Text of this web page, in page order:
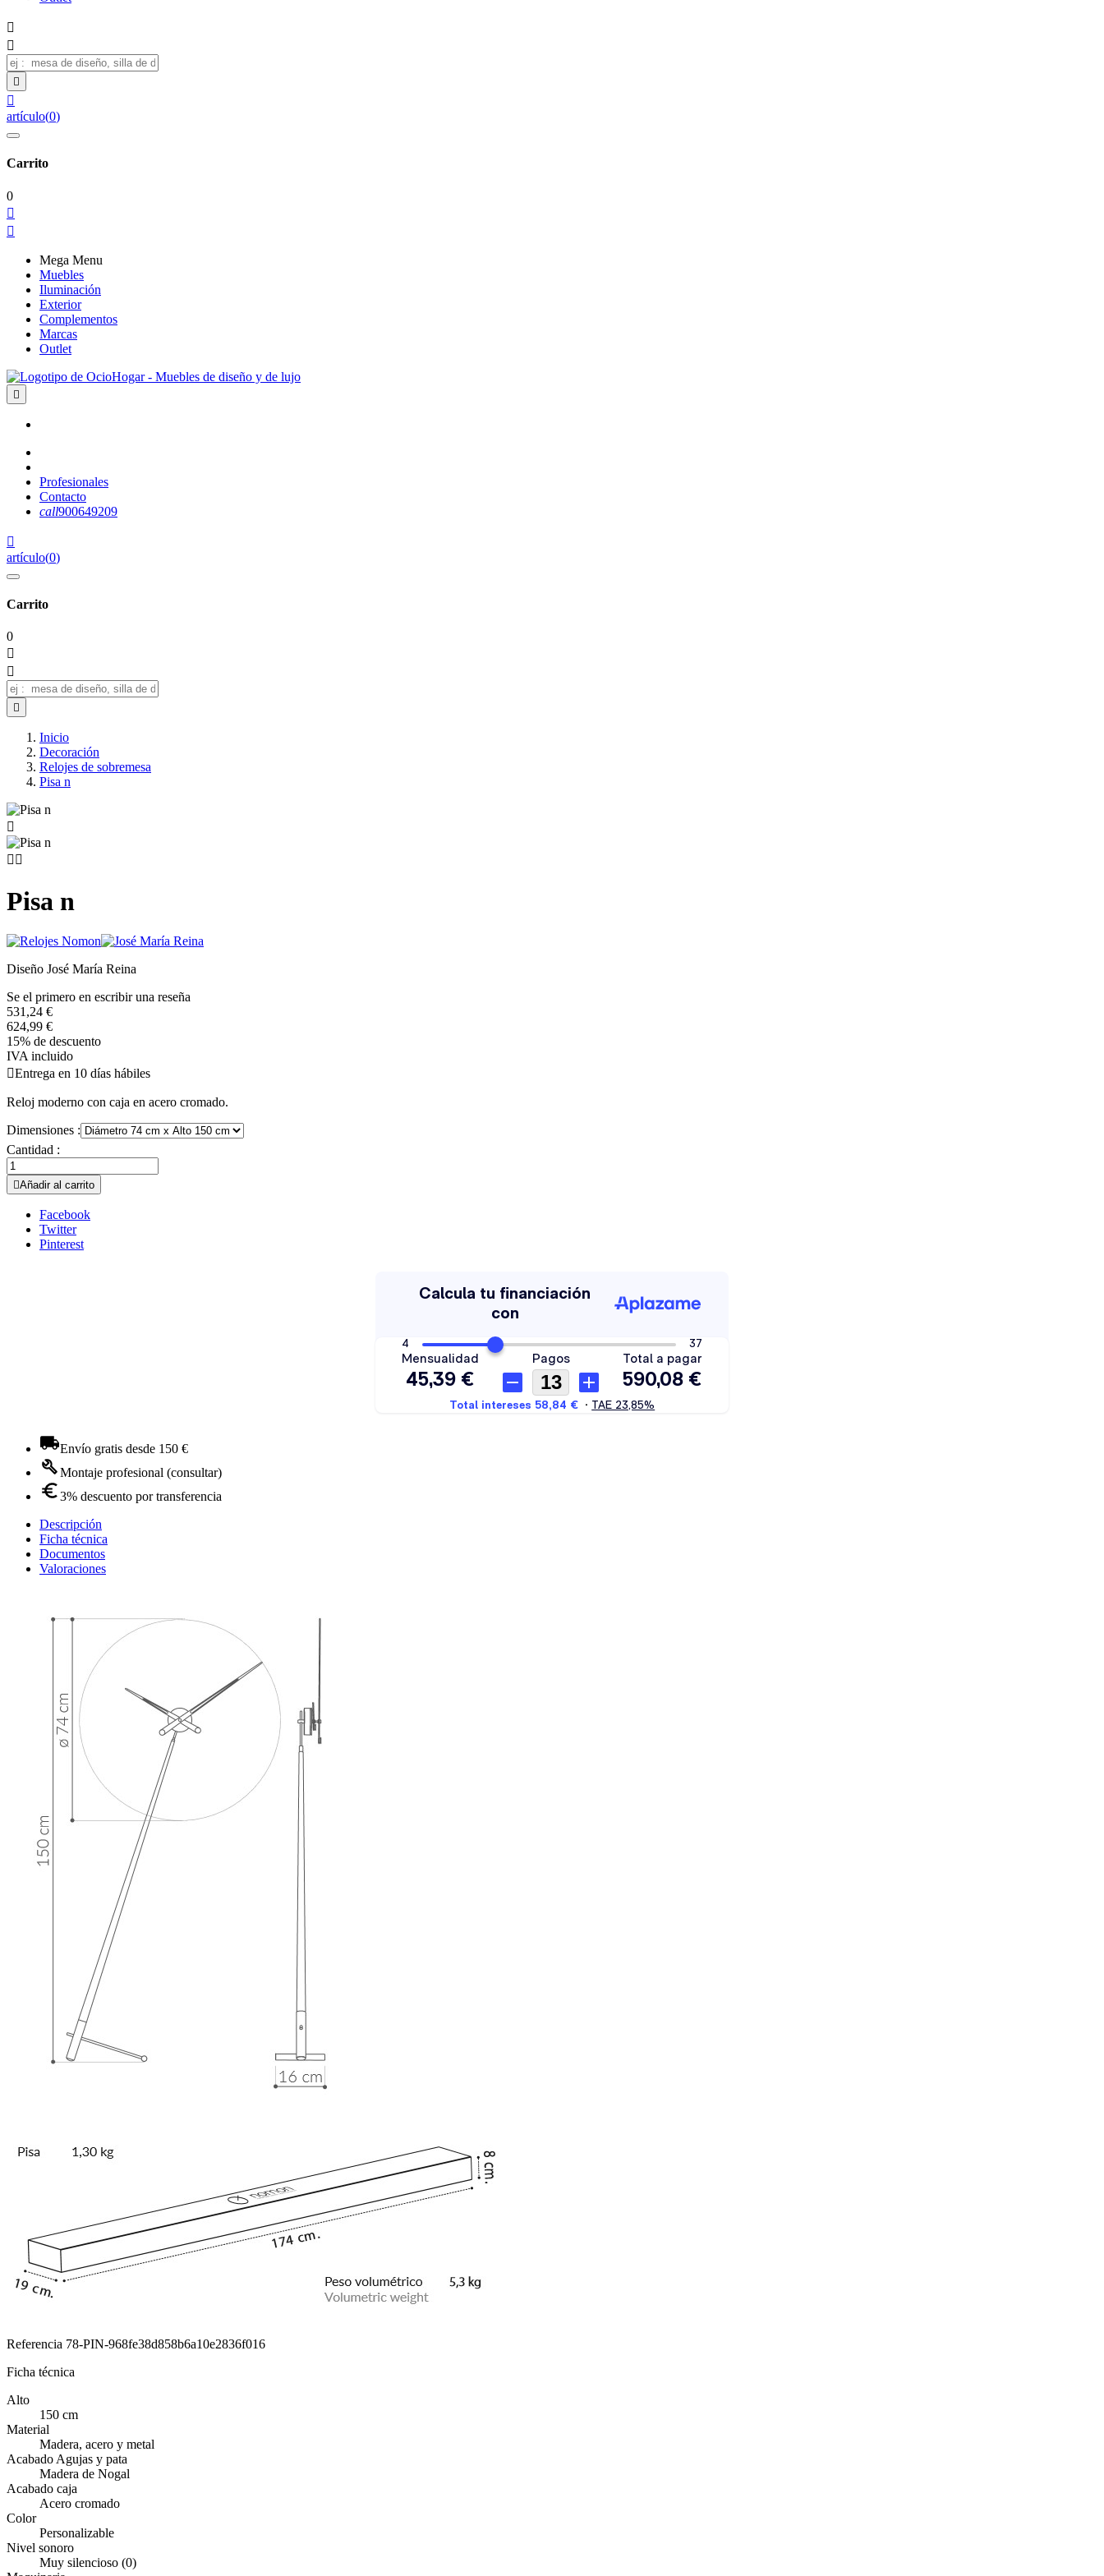




artículo(0)
Carrito
0


Mega Menu
Muebles
Iluminación
Exterior
Complementos
Marcas
Outlet

Profesionales
Contacto
call900649209

artículo(0)
Carrito
0



Inicio
Decoración
Relojes de sobremesa
Pisa n

 
Pisa n
Diseño José María Reina
Se el primero en escribir una reseña
531,24 €
624,99 €
15% de descuento
IVA incluido
Entrega en 10 días hábiles
Reloj moderno con caja en acero cromado.
Dimensiones :
Cantidad :
Añadir al carrito
Facebook
Twitter
Pinterest
Envío gratis desde 150 €
Montaje profesional (consultar)
3% descuento por transferencia
Descripción
Ficha técnica
Documentos
Valoraciones
Referencia 78-PIN-968fe38d858b6a10e2836f016
Ficha técnica
Alto
150 cm
Material
Madera, acero y metal
Acabado Agujas y pata
Madera de Nogal
Acabado caja
Acero cromado
Color
Personalizable
Nivel sonoro
Muy silencioso (0)